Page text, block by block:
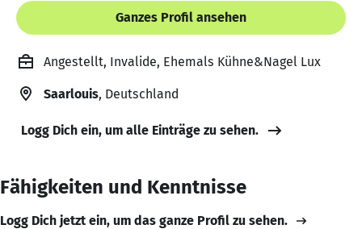
Ganzes Profil ansehen
Angestellt, Invalide, Ehemals Kühne&Nagel Lux
Saarlouis, Deutschland
Logg Dich ein, um alle Einträge zu sehen.
Fähigkeiten und Kenntnisse
Logg Dich jetzt ein, um das ganze Profil zu sehen.